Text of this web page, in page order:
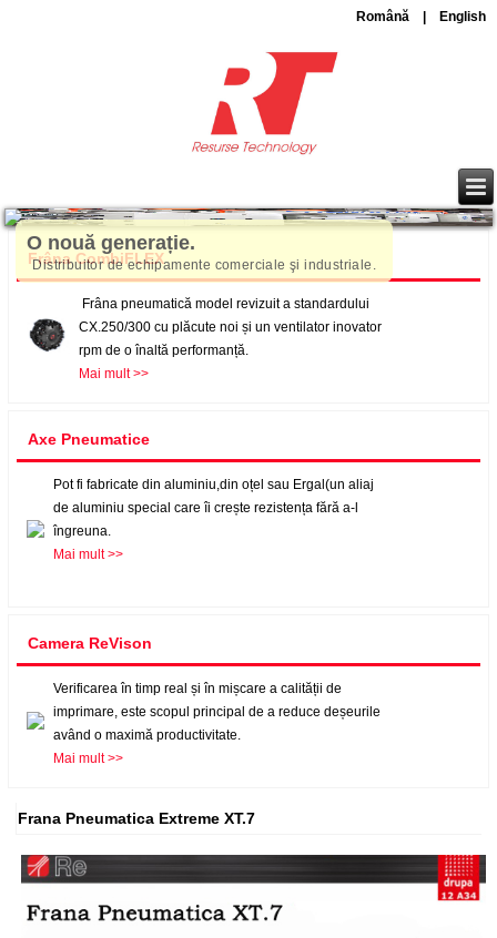
Română | English
O nouă generație.
Distribuitor de echipamente comerciale şi industriale.
Frâna CombiFLEX
Frâna pneumatică model revizuit a standardului
CX.250/300 cu plăcute noi și un ventilator inovator
rpm de o înaltă performanță.
Mai mult >>
Axe Pneumatice
Pot fi fabricate din aluminiu,din oțel sau Ergal(un aliaj
de aluminiu special care îi crește rezistența fără a-l
îngreuna.
Mai mult >>
Camera ReVison
Verificarea în timp real și în mișcare a calității de
imprimare, este scopul principal de a reduce deșeurile
având o maximă productivitate.
Mai mult >>
Frana Pneumatica Extreme XT.7